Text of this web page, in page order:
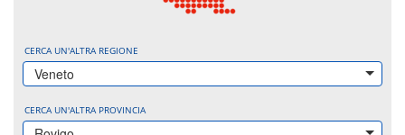
CERCA UN'ALTRA REGIONE
Veneto
CERCA UN'ALTRA PROVINCIA